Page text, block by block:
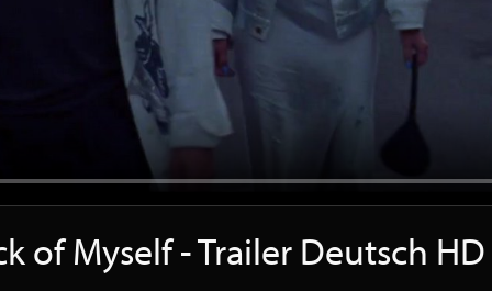
of Myself - Trailer Deutsch HD